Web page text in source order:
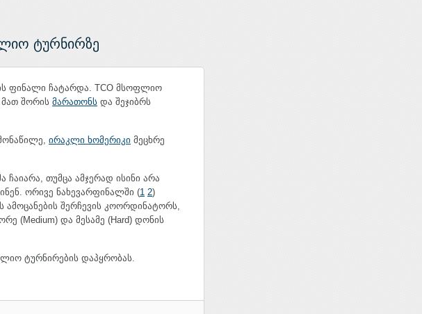
ტურნირზე
ფინალი ჩატარდა. TCO მსოფლიო
შორის მარათონს და შეჯიბრს
ირაკლი ხომერიკი მეცხრე
თუმცა ამჯერად ისინი არა
ორივე ნახევარფინალში (1 2)
ამოცანების შერჩევის კოორდინატორს,
(Medium) და მესამე (Hard) დონის
ტურნირების დაპყრობას.